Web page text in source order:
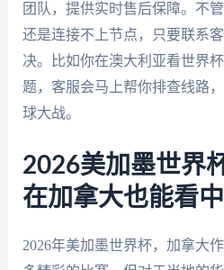
团队，提供实时售后保障。不
还是连接不上节点，只要联系
决。比如你在澳大利亚看世界
题，客服会马上帮你排查线路
球大战。
2026美加墨世界
在加拿大也能看
2026年美加墨世界杯，加拿大